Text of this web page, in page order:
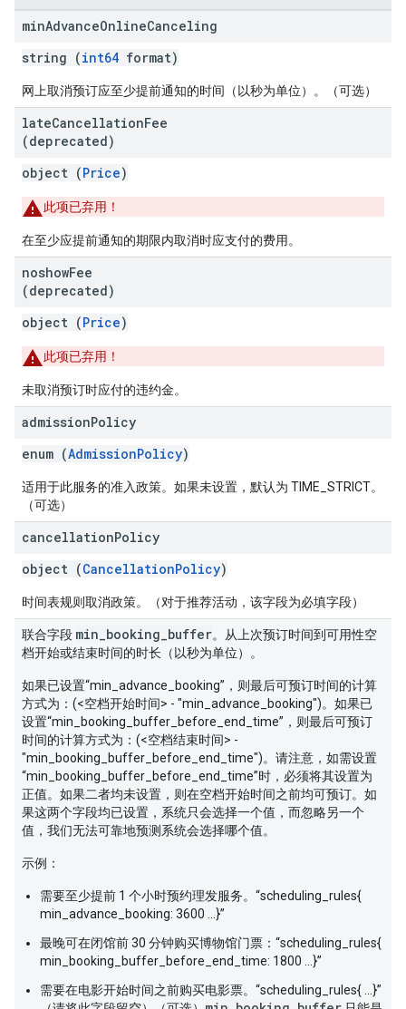
minAdvanceOnlineCanceling
string (int64 format)
网上取消预订应至少提前通知的时间（以秒为单位）。（可选）
lateCancellationFee
(deprecated)
object (Price)
此项已弃用！
在至少应提前通知的期限内取消时应支付的费用。
noshowFee
(deprecated)
object (Price)
此项已弃用！
未取消预订时应付的违约金。
admissionPolicy
enum (AdmissionPolicy)
适用于此服务的准入政策。如果未设置，默认为 TIME_STRICT。
（可选）
cancellationPolicy
object (CancellationPolicy)
时间表规则取消政策。（对于推荐活动，该字段为必填字段）
联合字段 min_booking_buffer。从上次预订时间到可用性空
档开始或结束时间的时长（以秒为单位）。
如果已设置“min_advance_booking”，则最后可预订时间的计算
方式为：(<空档开始时间> - "min_advance_booking")。如果已
设置“min_booking_buffer_before_end_time”，则最后可预订
时间的计算方式为：(<空档结束时间> -
"min_booking_buffer_before_end_time")。请注意，如需设置
“min_booking_buffer_before_end_time”时，必须将其设置为
正值。如果二者均未设置，则在空档开始时间之前均可预订。如
果这两个字段均已设置，系统只会选择一个值，而忽略另一个
值，我们无法可靠地预测系统会选择哪个值。
示例：
需要至少提前 1 个小时预约理发服务。“scheduling_rules{
min_advance_booking: 3600 ...}”
最晚可在闭馆前 30 分钟购买博物馆门票：“scheduling_rules{
min_booking_buffer_before_end_time: 1800 ...}”
需要在电影开始时间之前购买电影票。“scheduling_rules{ ...}”